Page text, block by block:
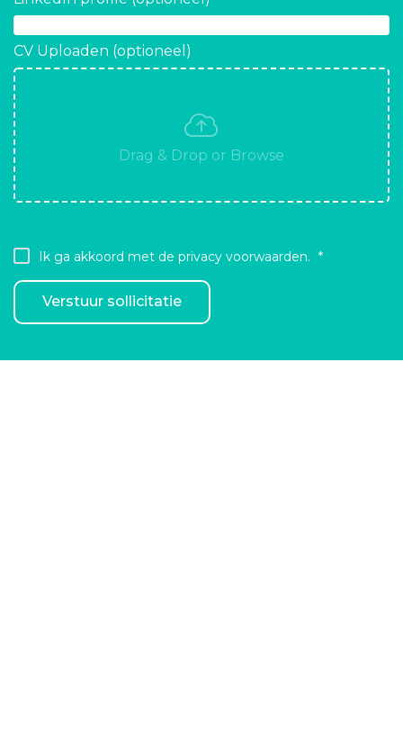
CV Uploaden (optioneel)
Ik ga akkoord met de privacy voorwaarden.
Verstuur sollicitatie